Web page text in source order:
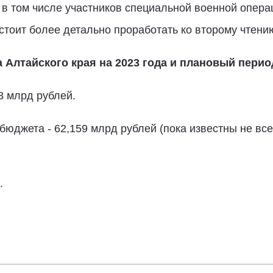
том числе участников специальной военной
более детально проработать ко второму
края на 2023 года и плановый
млрд рублей.
- 62,159 млрд рублей (пока известны не